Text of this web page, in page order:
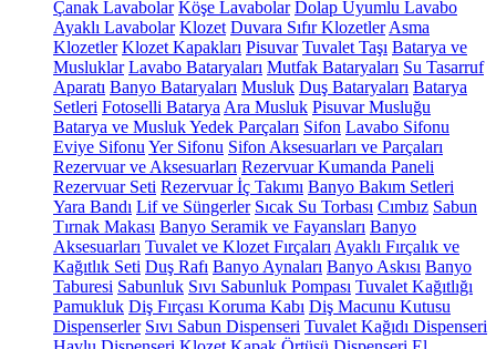
Çanak Lavabolar Köşe Lavabolar Dolap Uyumlu Lavabo
Ayaklı Lavabolar Klozet Duvara Sıfır Klozetler Asma
Klozetler Klozet Kapakları Pisuvar Tuvalet Taşı Batarya ve
Musluklar Lavabo Bataryaları Mutfak Bataryaları Su Tasarruf
Aparatı Banyo Bataryaları Musluk Duş Bataryaları Batarya
Setleri Fotoselli Batarya Ara Musluk Pisuvar Musluğu
Batarya ve Musluk Yedek Parçaları Sifon Lavabo Sifonu
Eviye Sifonu Yer Sifonu Sifon Aksesuarları ve Parçaları
Rezervuar ve Aksesuarları Rezervuar Kumanda Paneli
Rezervuar Seti Rezervuar İç Takımı Banyo Bakım Setleri
Yara Bandı Lif ve Süngerler Sıcak Su Torbası Cımbız Sabun
Tırnak Makası Banyo Seramik ve Fayansları Banyo
Aksesuarları Tuvalet ve Klozet Fırçaları Ayaklı Fırçalık ve
Kağıtlık Seti Duş Rafı Banyo Aynaları Banyo Askısı Banyo
Taburesi Sabunluk Sıvı Sabunluk Pompası Tuvalet Kağıtlığı
Pamukluk Diş Fırçası Koruma Kabı Diş Macunu Kutusu
Dispenserler Sıvı Sabun Dispenseri Tuvalet Kağıdı Dispenseri